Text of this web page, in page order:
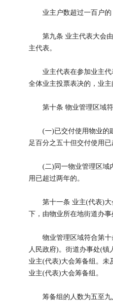
业主户数超过一百户的
第九条 业主代表大会由
主代表。
业主代表在参加业主代
全体业主投票表决的，业
第十条 物业管理区域符
(一)已交付使用物业的建
足百分之五十但交付使用
(二)同一物业管理区域内
用已超过两年的。
第十一条 业主(代表)大
下，由物业所在地街道办
物业管理区域符合第十
人民政府)。街道办事处(
业主(代表)大会筹备组。未
业主(代表)大会筹备组。
筹备组的人数为五至九